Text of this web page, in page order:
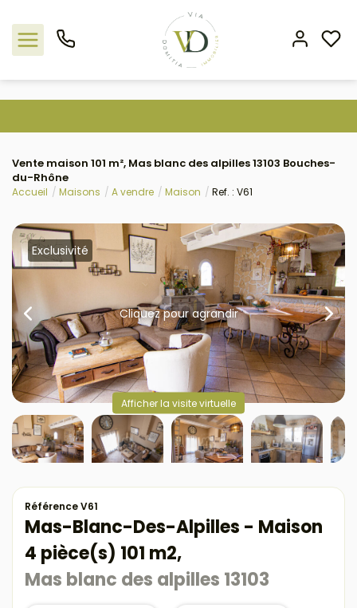
Nos offres
L'agence
Estimation
Avis clients
Vente maison 101 m², Mas blanc des alpilles 13103 Bouches-
du-Rhône
Accueil Maisons A vendre Maison Ref. : V61
Exclusivité
Cliquez pour agrandir
Afficher la visite virtuelle
Référence V61
Mas-Blanc-Des-Alpilles - Maison
4 pièce(s) 101 m2,
Mas blanc des alpilles 13103